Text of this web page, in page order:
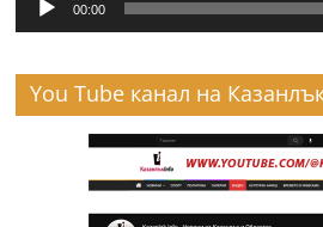
00:00
You Tube канал на